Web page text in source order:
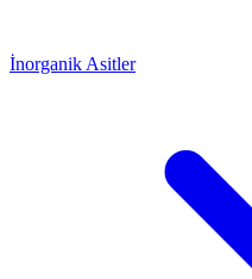
İnorganik Asitler